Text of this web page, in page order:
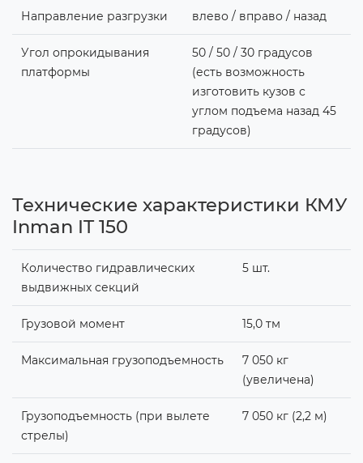
Направление разгрузки влево / вправо / назад
Угол опрокидывания
платформы
50 / 50 / 30 градусов
(есть возможность
изготовить кузов с
углом подъема назад 45
градусов)
Технические характеристики КМУ
Inman IT 150
Количество гидравлических
выдвижных секций
5 шт.
Грузовой момент 15,0 тм
Максимальная грузоподъемность
7 050 кг
(увеличена)
Грузоподъемность (при вылете
стрелы)
7 050 кг (2,2 м)